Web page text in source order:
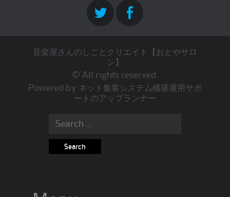
音楽屋さんのしごとクリエイト【おとやサロ
ン】
© All rights reserved.
Powered by ネット集客システム構築運用サポ
ートのアップランナー
Search